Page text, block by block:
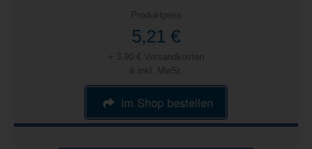
Produktpreis
5,21 €
+ 3,90 € Versandkosten
& inkl. MwSt.
im Shop bestellen